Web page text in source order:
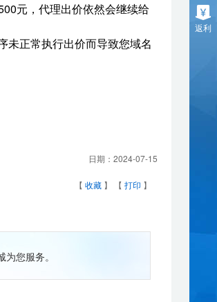
元，代理出价依然会继续给
未正常执行出价而导致您域名
日期： 2024-07-15
【 收藏 】 【 打印 】
为您服务。
返利